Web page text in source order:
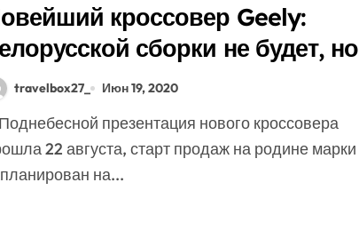
кроссовер Geely:
сборки не будет, но
доберется до РФ
travelbox27_ Июн 19, 2020
22 августа, старт продаж на родине марки
на...